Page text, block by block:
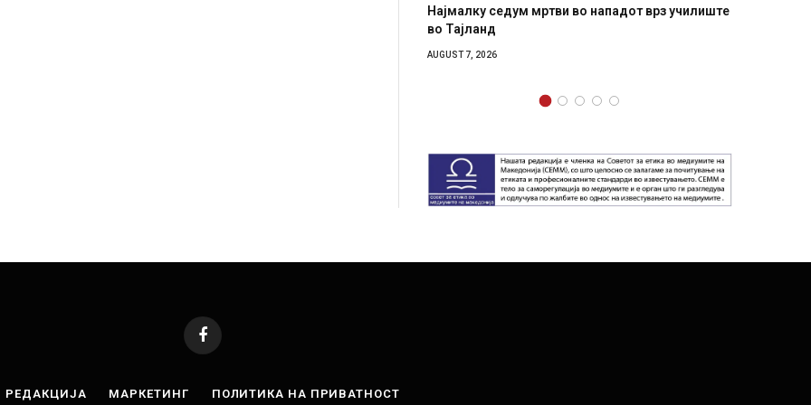
Најмалку седум мртви во нападот врз училиште
СОЗИС: Украинците повеќе им
Facebook
РЕДАКЦИЈА МАРКЕТИНГ ПОЛИТИКА НА ПРИВАТНОСТ